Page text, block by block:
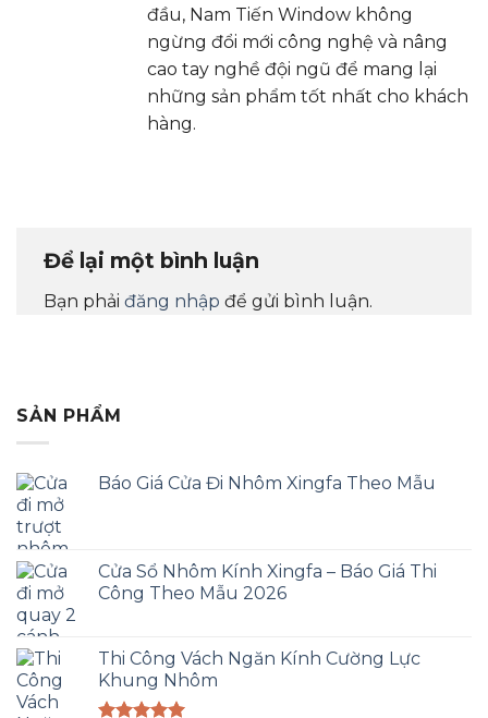
đầu, Nam Tiến Window không
ngừng đổi mới công nghệ và nâng
cao tay nghề đội ngũ để mang lại
những sản phẩm tốt nhất cho khách
hàng.
Để lại một bình luận
Bạn phải đăng nhập để gửi bình luận.
SẢN PHẨM
Báo Giá Cửa Đi Nhôm Xingfa Theo Mẫu
Cửa Sổ Nhôm Kính Xingfa – Báo Giá Thi
Công Theo Mẫu 2026
Thi Công Vách Ngăn Kính Cường Lực
Khung Nhôm